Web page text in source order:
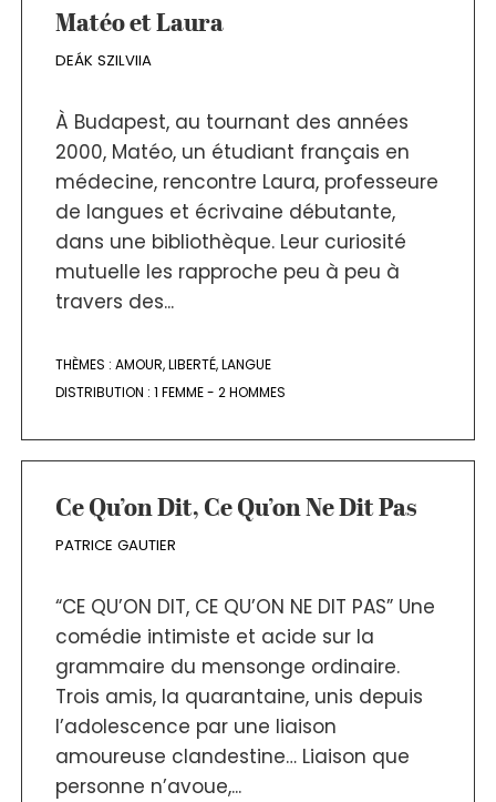
Matéo et Laura
DEÁK SZILVIIA
À Budapest, au tournant des années
2000, Matéo, un étudiant français en
médecine, rencontre Laura, professeure
de langues et écrivaine débutante,
dans une bibliothèque. Leur curiosité
mutuelle les rapproche peu à peu à
travers des...
THÈMES : AMOUR,LIBERTÉ,LANGUE
DISTRIBUTION : 1 FEMME - 2 HOMMES
Ce Qu’on Dit, Ce Qu’on Ne Dit Pas
PATRICE GAUTIER
“CE QU’ON DIT, CE QU’ON NE DIT PAS” Une
comédie intimiste et acide sur la
grammaire du mensonge ordinaire.
Trois amis, la quarantaine, unis depuis
l’adolescence par une liaison
amoureuse clandestine… Liaison que
personne n’avoue,...